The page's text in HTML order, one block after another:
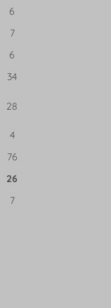
6
7
6
34
28
4
76
26
7